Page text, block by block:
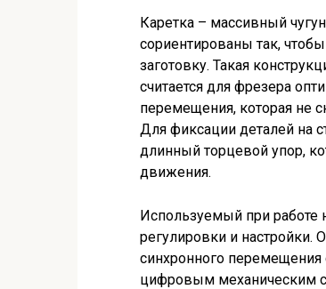
Каретка – массивный
сориентированы так,
заготовку. Такая
считается для фрезера
перемещения, которая не
Для фиксации деталей на
длинный торцевой упор,
движения.
Используемый при
регулировки и настройки.
синхронного перемещения
цифровым механическим